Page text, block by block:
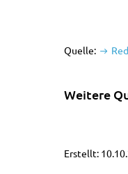
Quelle:
Weitere
Erstellt: